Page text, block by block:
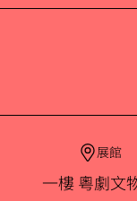
展館
一樓 粵劇文